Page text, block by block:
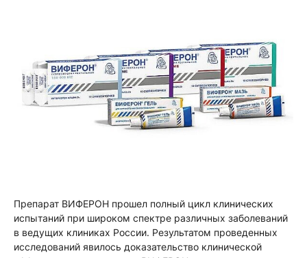
Препарат ВИФЕРОН прошел полный цикл клинических
испытаний при широком спектре различных заболеваний
в ведущих клиниках России. Результатом проведенных
исследований явилось доказательство клинической